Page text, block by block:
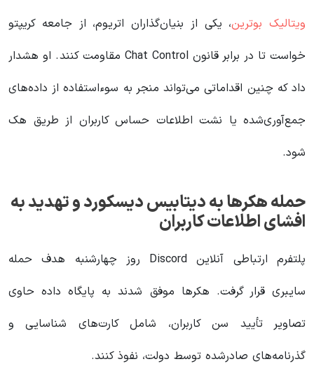
ویتالیک بوترین، یکی از بنیان‌گذاران اتریوم، از جامعه کریپتو
خواست تا در برابر قانون Chat Control مقاومت کنند. او هشدار
داد که چنین اقداماتی می‌تواند منجر به سوءاستفاده از داده‌های
جمع‌آوری‌شده یا نشت اطلاعات حساس کاربران از طریق هک
شود.
حمله هکرها به دیتابیس دیسکورد و تهدید به
افشای اطلاعات کاربران
پلتفرم ارتباطی آنلاین Discord روز چهارشنبه هدف حمله
سایبری قرار گرفت. هکرها موفق شدند به پایگاه داده حاوی
تصاویر تأیید سن کاربران، شامل کارت‌های شناسایی و
گذرنامه‌های صادرشده توسط دولت، نفوذ کنند.